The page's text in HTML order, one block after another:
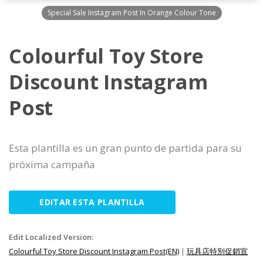
Special Sale Instagram Post In Orange Colour Tone
Colourful Toy Store
Discount Instagram
Post
Esta plantilla es un gran punto de partida para su
próxima campaña
EDITAR ESTA PLANTILLA
Edit Localized Version:
Colourful Toy Store Discount Instagram Post(EN) | 玩具店特別促銷宣